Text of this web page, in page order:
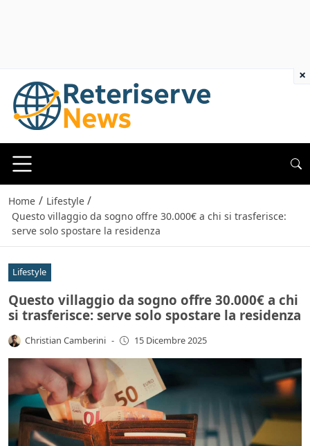
Home / Lifestyle /
Questo villaggio da sogno offre 30.000€ a chi si trasferisce:
serve solo spostare la residenza
Lifestyle
Questo villaggio da sogno offre 30.000€ a chi
si trasferisce: serve solo spostare la residenza
Christian Camberini - 15 Dicembre 2025
×